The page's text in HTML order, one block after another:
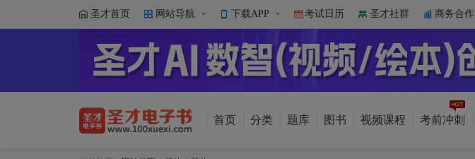
圣才首页 网站导航 下载APP 考试日历 圣才社群 商务合作
首页 分类 题库 图书 视频课程 考前冲刺